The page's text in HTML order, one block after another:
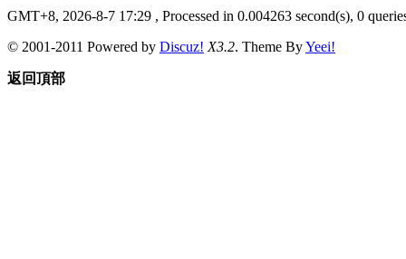
GMT+8, 2026-8-7 17:29 , Processed in 0.004263 second(s), 0
© 2001-2011 Powered by Discuz! X3.2. Theme ByYeei!
返回頂部